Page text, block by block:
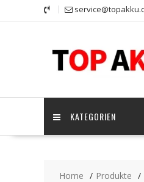
KATEGORIEN
Home Produkte